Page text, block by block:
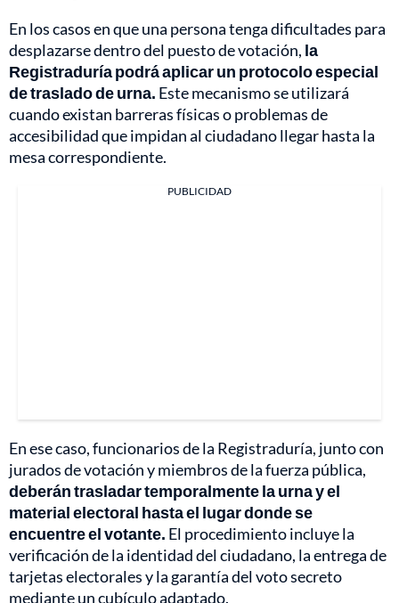
En los casos en que una persona tenga dificultades para
desplazarse dentro del puesto de votación, la
Registraduría podrá aplicar un protocolo especial
de traslado de urna. Este mecanismo se utilizará
cuando existan barreras físicas o problemas de
accesibilidad que impidan al ciudadano llegar hasta la
mesa correspondiente.
PUBLICIDAD
En ese caso, funcionarios de la Registraduría, junto con
jurados de votación y miembros de la fuerza pública,
deberán trasladar temporalmente la urna y el
material electoral hasta el lugar donde se
encuentre el votante. El procedimiento incluye la
verificación de la identidad del ciudadano, la entrega de
tarjetas electorales y la garantía del voto secreto
mediante un cubículo adaptado.